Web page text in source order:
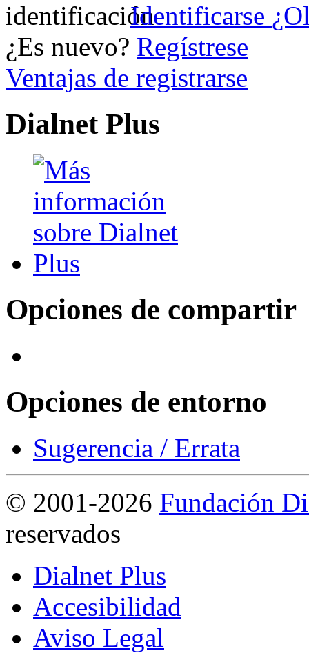
Identificarse
¿Es nuevo? Regístrese
Ventajas de registrarse
Dialnet Plus
Opciones de compartir
Opciones de entorno
Sugerencia / Errata
© 2001-2026 Fundación
reservados
Dialnet Plus
Accesibilidad
Aviso Legal